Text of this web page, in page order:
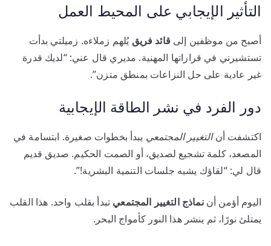
التأثير الإيجابي على المحيط العمل
أصبح من موظفين إلىقائد فريق يُلهم زملاءه. زميلتي بدأت
تستشيرني في قراراتها المهنية. مديري قال عني: “لديك قدرة
غير عادية على حل النزاعات بمنطق متزن”.
دور الفرد في نشر الطاقة الإيجابية
اكتشفت أنالتغيير المجتمعي يبدأ بخطوات صغيرة. ابتسامة في
المصعد، كلمة تشجيع لصديق، أو الصمت الحكيم. صديق قديم
قال لي: “لقاؤك يشبه جلسات التنمية البشرية!”.
اليوم أؤمن أننماذج التغيير المجتمعي تبدأ بقلب واحد. هذا القلب
يمتلئ نورًا، ثم ينشر هذا النور كأمواج البحر.